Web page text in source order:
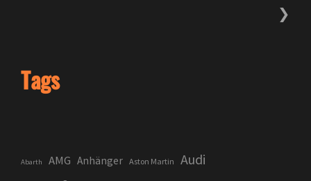
Tags
Abarth AMG Anhänger Aston Martin Audi